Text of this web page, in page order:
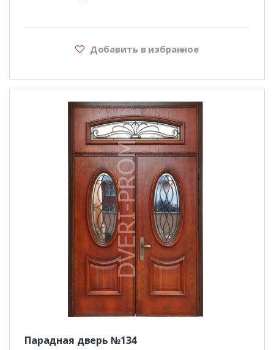
Добавить в избранное
Парадная дверь №134